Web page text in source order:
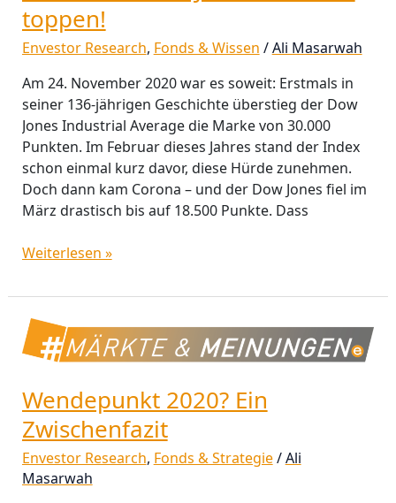
toppen!
Envestor Research, Fonds & Wissen /Ali Masarwah
Am 24. November 2020 war es soweit: Erstmals in
seiner 136-jährigen Geschichte überstieg der Dow
Jones Industrial Average die Marke von 30.000
Punkten. Im Februar dieses Jahres stand der Index
schon einmal kurz davor, diese Hürde zunehmen.
Doch dann kam Corona – und der Dow Jones fiel im
März drastisch bis auf 18.500 Punkte. Dass
Weiterlesen »
Wendepunkt 2020? Ein
Zwischenfazit
Envestor Research, Fonds & Strategie/Ali
Masarwah
Wendepunkt
2020?
Zwischenfazit